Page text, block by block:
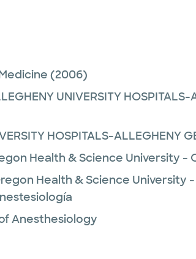
(2006)
UNIVERSITY HOSPITALS-
HOSPITALS-ALLEGHENY
Health & Science University -
Health & Science University -
Anesthesiology